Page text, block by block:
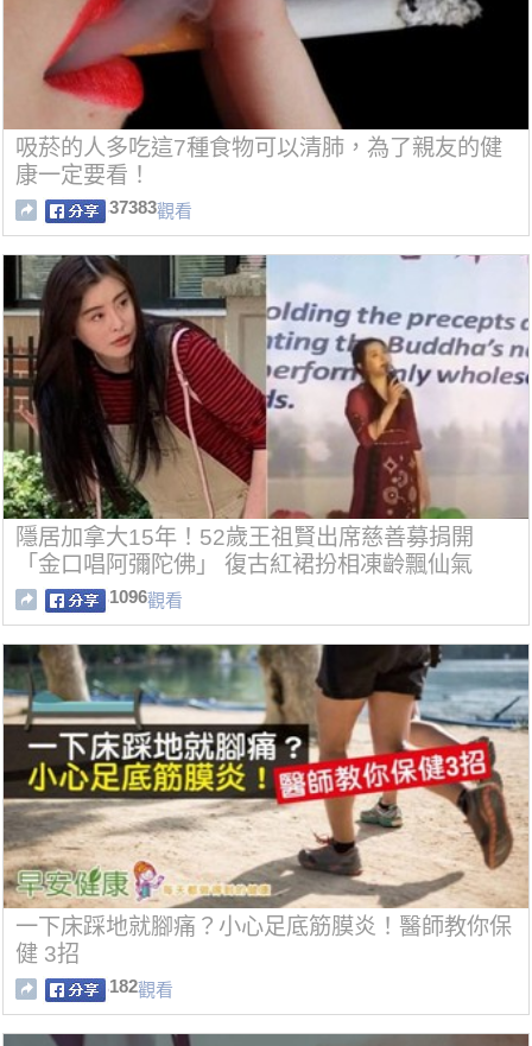
吸菸的人多吃這7種食物可以清肺，為了親友的健
康一定要看！
37383觀看
隱居加拿大15年！52歲王祖賢出席慈善募捐開
「金口唱阿彌陀佛」 復古紅裙扮相凍齡飄仙氣
1096觀看
一下床踩地就腳痛？小心足底筋膜炎！醫師教你保
健 3招
182觀看